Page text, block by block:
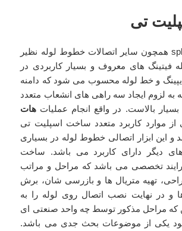
تی
split tee همچون سایر اتصالات خطوط لوله نظیر
فیتینگ های معروف و بسیار کاربردی در
و خط لوله محسوب می شود که دامنه
به لزوم ایجاد سه راهی های انشعاب متعدد
بالاست. در واقع انجام عملیات هات
از موارد کاربرد متعدد ساخت اسپلیت تی
این ابزار اتصالی خطوط لوله در بسیاری
های دیگر دارای کاربرد می باشد. ساخت
تخصصی می باشد که مراحل و مراتب
تهیه متریال ها و بازرسی شان، برش
و در نهایت نصب اتصال روی لوله را به
که مراحل مذکور توسط چه واحد صنعتی ای
یکی از موضوعات بحث جدی می باشد.